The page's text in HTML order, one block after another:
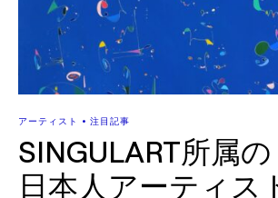
アーティスト • 注目記事
SINGULART所属
日本人アーティス